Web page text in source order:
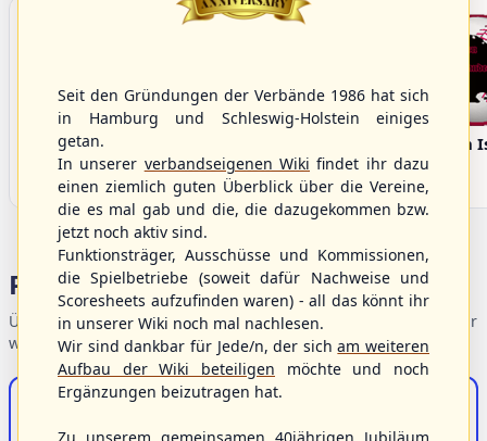
Bargenstedt
Beavers
Fehmarn
Portalbereiche
Übersicht der Verbandsbereiche – wählen Sie einen Einstieg für
weiterführende Informationen.
S/HBV-Shop
Der Onlineshop des S/HBV
Seit den Gründungen der Verbände 1986 hat sich
in Hamburg und Schleswig-Holstein einiges
getan.
In unserer verbandseigenen Wiki findet ihr dazu
einen ziemlich guten Überblick über die Vereine,
die es mal gab und die, die dazugekommen bzw.
jetzt noch aktiv sind.
Funktionsträger, Ausschüsse und Kommissionen,
die Spielbetriebe (soweit dafür Nachweise und
Scoresheets aufzufinden waren) - all das könnt ihr
in unserer Wiki noch mal nachlesen.
Wir sind dankbar für Jede/n, der sicham weiteren
Aufbau der Wiki beteiligen möchte und noch
Ergänzungen beizutragen hat.
Zu unserem gemeinsamen 40jährigen Jubiläum